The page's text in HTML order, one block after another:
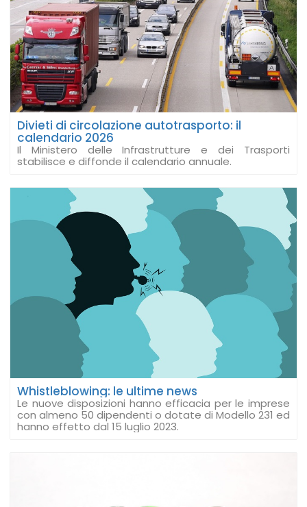
Divieti di circolazione autotrasporto: il
calendario 2026
Il Ministero delle Infrastrutture e dei Trasporti
stabilisce e diffonde il calendario annuale.
Whistleblowing: le ultime news
Le nuove disposizioni hanno efficacia per le imprese
con almeno 50 dipendenti o dotate di Modello 231 ed
hanno effetto dal 15 luglio 2023.